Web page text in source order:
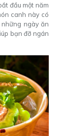
đầu một năm
canh này có
những ngày ăn
bạn đỡ ngán